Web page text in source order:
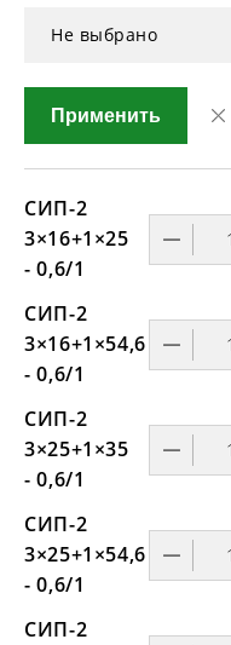
Не выбрано
Применить
СИП-2
3×16+1×25
- 0,6/1
СИП-2
3×16+1×54,6
- 0,6/1
СИП-2
3×25+1×35
- 0,6/1
СИП-2
3×25+1×54,6
- 0,6/1
СИП-2